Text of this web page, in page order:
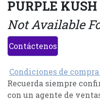
PURPLE
Not Available
Contáctenos
Condiciones de
Recuerda siempre
con un agente de